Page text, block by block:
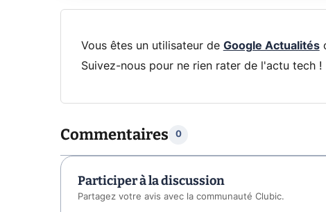
Vous êtes un utilisateur de Google Actualités
Suivez-nous pour ne rien rater de l'actu tech !
Commentaires 0
Participer à la discussion
Partagez votre avis avec la communauté Clubic.